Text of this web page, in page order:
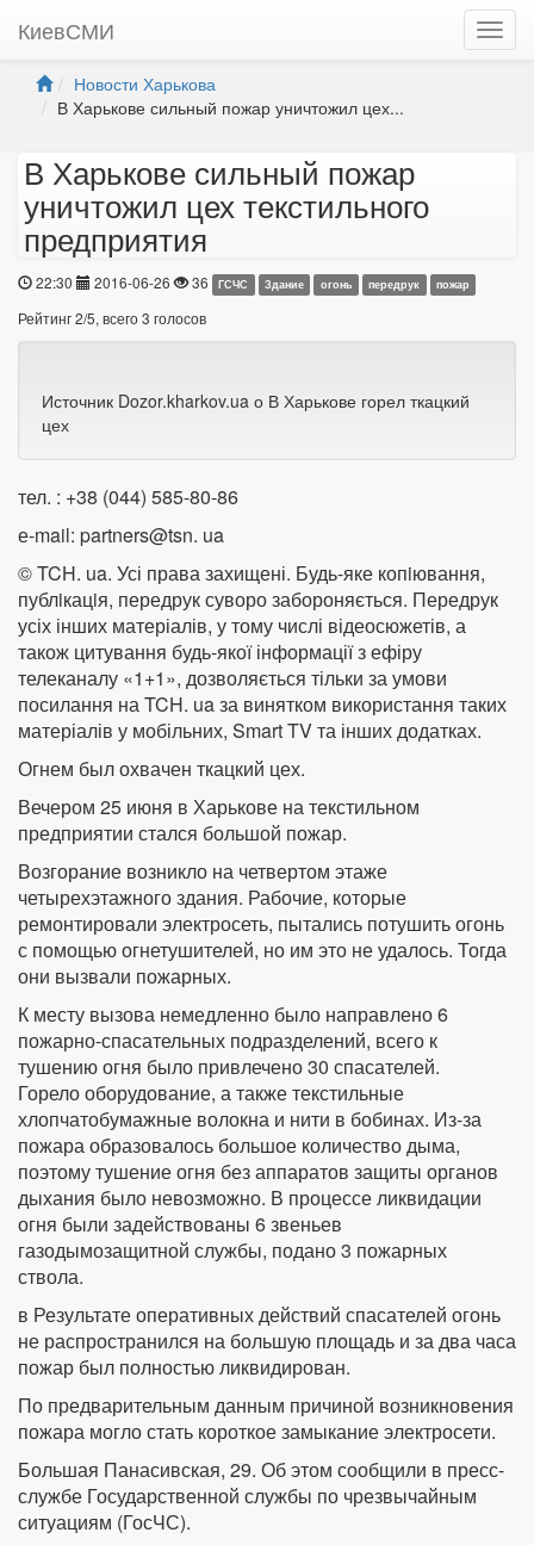
КиевСМИ
Новости Харькова
В Харькове сильный пожар уничтожил цех...
В Харькове сильный пожар
уничтожил цех текстильного
предприятия
22:30 2016-06-26 36 ГСЧС Здание огонь передрук пожар
Рейтинг2/5, всего3 голосов
Источник Dozor.kharkov.ua о В Харькове горел ткацкий
цех
тел. : +38 (044) 585-80-86
е-mail: partners@tsn. ua
© TCH. ua. Усі права захищені. Будь-яке копiювання,
публiкацiя, передрук суворо забороняється. Передрук
усіх інших матеріалів, у тому числі відеосюжетів, а
також цитування будь-якої інформації з ефіру
телеканалу «1+1», дозволяється тільки за умови
посилання на TCH. ua за винятком використання таких
матеріалів у мобільних, Smart TV та інших додатках.
Огнем был охвачен ткацкий цех.
Вечером 25 июня в Харькове на текстильном
предприятии стался большой пожар.
Возгорание возникло на четвертом этаже
четырехэтажного здания. Рабочие, которые
ремонтировали электросеть, пытались потушить огонь
с помощью огнетушителей, но им это не удалось. Тогда
они вызвали пожарных.
К месту вызова немедленно было направлено 6
пожарно-спасательных подразделений, всего к
тушению огня было привлечено 30 спасателей.
Горело оборудование, а также текстильные
хлопчатобумажные волокна и нити в бобинах. Из-за
пожара образовалось большое количество дыма,
поэтому тушение огня без аппаратов защиты органов
дыхания было невозможно. В процессе ликвидации
огня были задействованы 6 звеньев
газодымозащитной службы, подано 3 пожарных
ствола.
в Результате оперативных действий спасателей огонь
не распространился на большую площадь и за два часа
пожар был полностью ликвидирован.
По предварительным данным причиной возникновения
пожара могло стать короткое замыкание электросети.
Большая Панасивская, 29. Об этом сообщили в пресс-
службе Государственной службы по чрезвычайным
ситуациям (ГосЧС).